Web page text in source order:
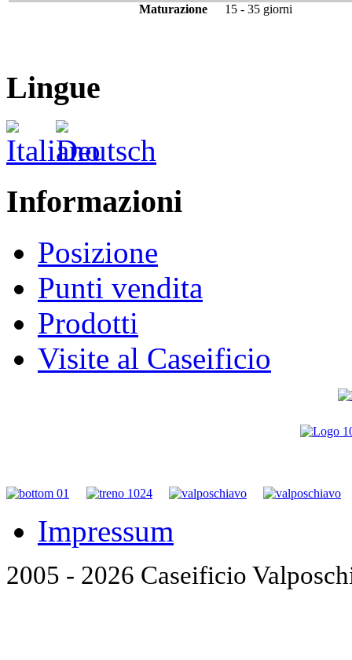
Maturazione
15 - 35 giorni
Lingue
Informazioni
Posizione
Punti vendita
Prodotti
Visite al Caseificio
Impressum
2005 - 2026 Caseificio